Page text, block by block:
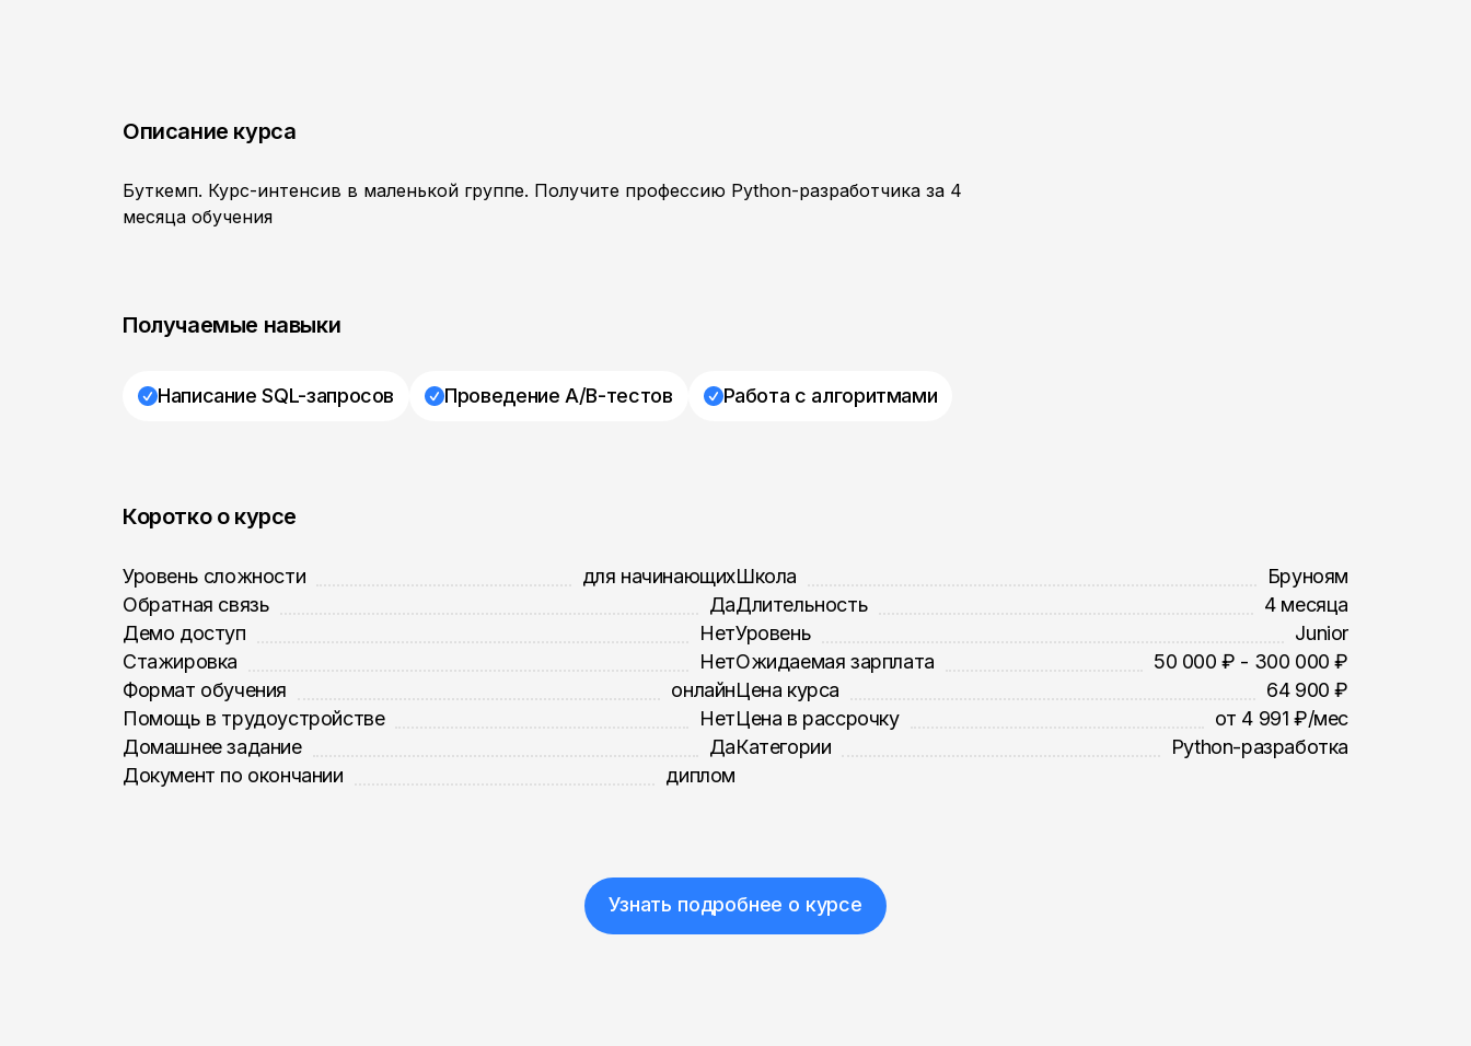
Описание курса
Буткемп. Курс-интенсив в маленькой группе. Получите профессию Python-разработчика за 4
месяца обучения
Получаемые навыки
Написание SQL-запросов Проведение A/B-тестов Работа с алгоритмами
Коротко о курсе
Уровень сложности
для начинающих
Обратная связь
Да
Демо доступ
Нет
Стажировка
Нет
Формат обучения
онлайн
Помощь в трудоустройстве
Нет
Домашнее задание
Да
Документ по окончании
диплом
Школа
Бруноям
Длительность
4 месяца
Уровень
Junior
Ожидаемая зарплата
50 000 ₽ - 300 000 ₽
Цена курса
64 900 ₽
Цена в рассрочку
от 4 991 ₽/мес
Категории
Python-разработка
Узнать подробнее о курсе